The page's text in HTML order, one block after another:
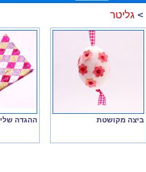
> גליטר
ביצה מקושטת ההגדה שלי